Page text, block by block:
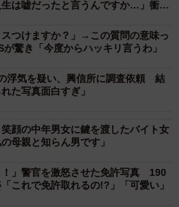
2/11
出店したSUQQU。ほかにもシャネル、
なじみのブランドも。もちろんすべて
ッフが対応）
ランドが同じ店内に並ぶという
ば、高級ブランドが、そのペー
は嘘だったと言うんですか…」衝撃
つけますか？」→この質問の意味っ
驚き「今度からハッキリ言うわ」
浮気を疑い、興信所に調査依頼 結
た写真面白すぎ」
顔の中年男女に鍵を渡したバイト女
母親と知らん男です」
！」警官を激怒させた免許写真 190
これで免許取れるの!?」「可愛い」